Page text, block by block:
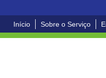
Início Sobre o Serviço